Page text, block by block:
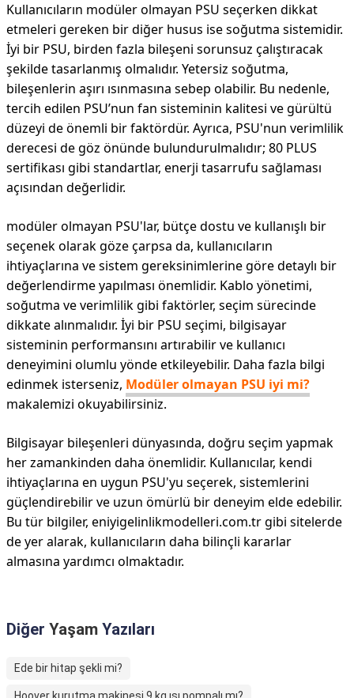
Kullanıcıların modüler olmayan PSU seçerken dikkat
etmeleri gereken bir diğer husus ise soğutma sistemidir.
İyi bir PSU, birden fazla bileşeni sorunsuz çalıştıracak
şekilde tasarlanmış olmalıdır. Yetersiz soğutma,
bileşenlerin aşırı ısınmasına sebep olabilir. Bu nedenle,
tercih edilen PSU’nun fan sisteminin kalitesi ve gürültü
düzeyi de önemli bir faktördür. Ayrıca, PSU'nun verimlilik
derecesi de göz önünde bulundurulmalıdır; 80 PLUS
sertifikası gibi standartlar, enerji tasarrufu sağlaması
açısından değerlidir.
modüler olmayan PSU'lar, bütçe dostu ve kullanışlı bir
seçenek olarak göze çarpsa da, kullanıcıların
ihtiyaçlarına ve sistem gereksinimlerine göre detaylı bir
değerlendirme yapılması önemlidir. Kablo yönetimi,
soğutma ve verimlilik gibi faktörler, seçim sürecinde
dikkate alınmalıdır. İyi bir PSU seçimi, bilgisayar
sisteminin performansını artırabilir ve kullanıcı
deneyimini olumlu yönde etkileyebilir. Daha fazla bilgi
edinmek isterseniz, Modüler olmayan PSU iyi mi?
makalemizi okuyabilirsiniz.
Bilgisayar bileşenleri dünyasında, doğru seçim yapmak
her zamankinden daha önemlidir. Kullanıcılar, kendi
ihtiyaçlarına en uygun PSU'yu seçerek, sistemlerini
güçlendirebilir ve uzun ömürlü bir deneyim elde edebilir.
Bu tür bilgiler, eniyigelinlikmodelleri.com.tr gibi sitelerde
de yer alarak, kullanıcıların daha bilinçli kararlar
almasına yardımcı olmaktadır.
Diğer Yaşam Yazıları
Ede bir hitap şekli mi?